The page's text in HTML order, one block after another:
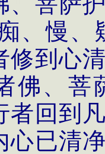
、慢、
修到心
佛、菩
者回到
心已清